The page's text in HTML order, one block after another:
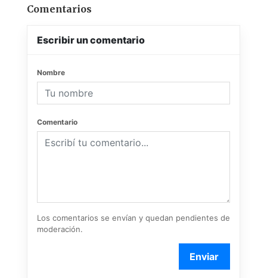
Comentarios
Escribir un comentario
Nombre
Comentario
Los comentarios se envían y quedan pendientes de
moderación.
Enviar